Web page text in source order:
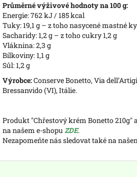
Průměrné výživové hodnoty na 100 g:
Energie: 762 kJ / 185 kcal
Tuky: 19,1 g – z toho nasycené mastné
Sacharidy: 1,2 g – z toho cukry 1,2 g
Vláknina: 2,3 g
Bílkoviny: 1,1 g
Sůl: 1,2 g
Výrobce:Conserve Bonetto, Via
Bressanvido (VI), Itálie.
Produkt "Chřestový krém Bonetto 210g"
na našem e-shopu ZDE.
Nezapomeňte nás sledovat také na